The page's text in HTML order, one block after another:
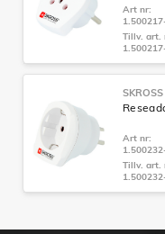
Art nr:
Tillv. art.
SKROSS
Art nr:
Tillv. art.